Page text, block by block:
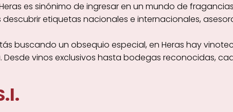
es sinónimo de ingresar en un mundo de
etiquetas nacionales e internacionales,
buscando un obsequio especial, en Heras hay
vinos exclusivos hasta bodegas reconocidas,